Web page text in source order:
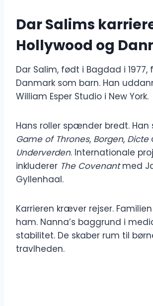
Dar Salims
Hollywood og
Dar Salim, født i Bagdad i
Danmark som barn. Han
William Esper Studio i New York.
Hans roller spænder bredt. Han
Game of Thrones, Borgen, Dicte
Underverden. Internationale
inkluderer The Covenantmed
Gyllenhaal.
Karrieren kræver rejser.
ham. Nanna’s baggrund i
stabilitet. De skaber rum til
travlheden.